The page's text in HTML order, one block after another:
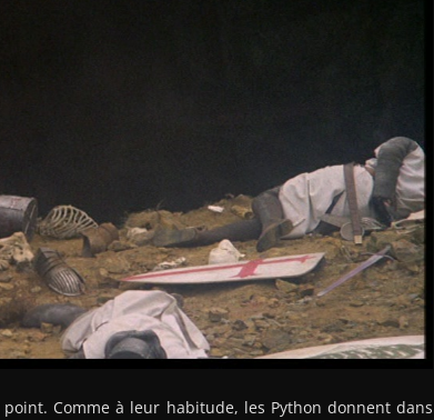
Comme à leur habitude, les Python donnent dans